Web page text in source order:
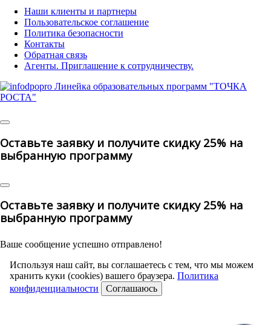
Наши клиенты и партнеры
Пользовательское соглашение
Политика безопасности
Контакты
Обратная связь
Агенты. Приглашение к сотрудничеству.
Оставьте заявку и получите скидку 25% на
выбранную программу
Оставьте заявку и получите скидку 25% на
выбранную программу
Ваше сообщение успешно отправлено!
Используя наш сайт, вы соглашаетесь с тем, что мы можем
хранить куки (cookies) вашего браузера. Политика
конфиденциальности
Соглашаюсь